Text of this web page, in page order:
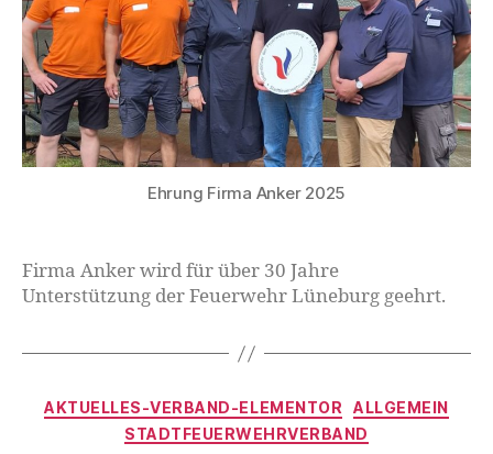
Ehrung Firma Anker 2025
Firma Anker wird für über 30 Jahre
Unterstützung der Feuerwehr Lüneburg geehrt.
AKTUELLES-VERBAND-ELEMENTOR ALLGEMEIN
STADTFEUERWEHRVERBAND